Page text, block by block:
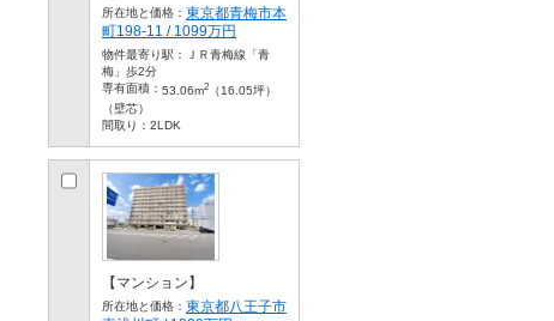
所在地と価格： 東京都青梅市本
町198-11 / 1099万円
物件最寄り駅：
ＪＲ青梅線「青
梅」歩2分
専有面積： 53.06m2 （16.05坪）
（壁芯）
間取り： 2LDK
【マンション】
所在地と価格： 東京都八王子市